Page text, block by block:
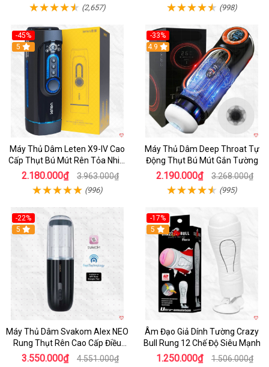
(2,657) (998)
-45%
Hot
5
Máy Thủ Dâm Leten X9-IV Cao
Cấp Thụt Bú Mút Rên Tỏa Nhiệt
Sạc Pin
2.180.000₫ 3.963.000₫
(996)
-33%
Hot
4.9
Máy Thủ Dâm Deep Throat Tự
Động Thụt Bú Mút Gắn Tường
2.190.000₫ 3.268.000₫
(995)
-22%
5
Máy Thủ Dâm Svakom Alex NEO
Rung Thụt Rên Cao Cấp Điều
Khiển App
3.550.000₫ 4.551.000₫
-17%
5
Âm Đạo Giả Dính Tường Crazy
Bull Rung 12 Chế Độ Siêu Mạnh
1.250.000₫ 1.506.000₫